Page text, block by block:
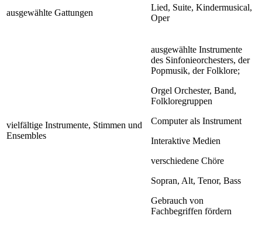
ausgewählte Gattungen
Lied, Suite, Kindermusical,
Oper
vielfältige Instrumente, Stimmen und
Ensembles
ausgewählte Instrumente
des Sinfonieorchesters, der
Popmusik, der Folklore;
Orgel Orchester, Band,
Folkloregruppen
Computer als Instrument
Interaktive Medien
verschiedene Chöre
Sopran, Alt, Tenor, Bass
Gebrauch von
Fachbegriffen fördern